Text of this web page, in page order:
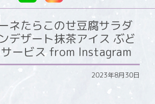
ネたらこのせ豆腐サラダ
デザート抹茶アイス ぶど
ービス from Instagram
2023年8月30日